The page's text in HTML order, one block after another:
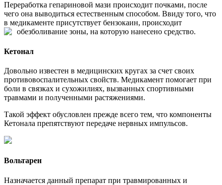
Переработка гепариновой мази происходит почками, после
чего она выводиться естественным способом. Ввиду того, что
в медикаменте присутствует бензокаин, происходит
обезболивание зоны, на которую нанесено средство.
Кетонал
Довольно известен в медицинских кругах за счет своих
противовоспалительных свойств. Медикамент помогает при
боли в связках и сухожилиях, вызванных спортивными
травмами и полученными растяжениями.
Такой эффект обусловлен прежде всего тем, что компоненты
Кетонала препятствуют передаче нервных импульсов.
Вольтарен
Назначается данный препарат при травмированных и